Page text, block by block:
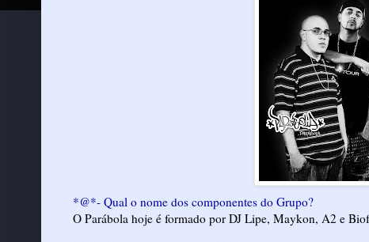
*@*- Qual o nome dos componentes do Grupo?
O Parábola hoje é formado por DJ Lipe, Maykon, A2 e